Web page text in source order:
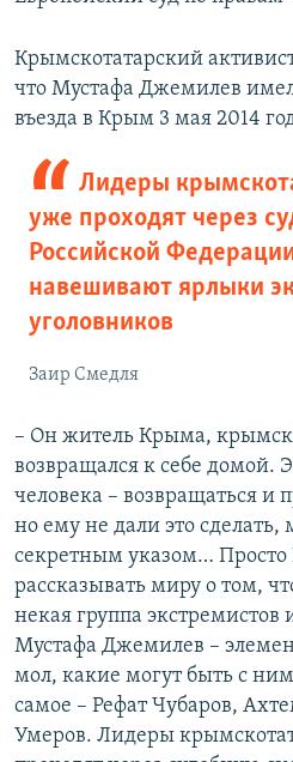
Крымскотатарский
что Мустафа Джемилев
въезда в Крым 3 мая 2014
Лидеры
уже проходят через
Российской
навешивают ярлыки
уголовников
Заир Смедля
– Он житель Крыма,
возвращался к себе домой.
человека – возвращаться и
но ему не дали это
секретным указом… Просто
рассказывать миру о том,
некая группа экстремистов
Мустафа Джемилев –
мол, какие могут быть с
самое – Рефат Чубаров,
Умеров. Лидеры